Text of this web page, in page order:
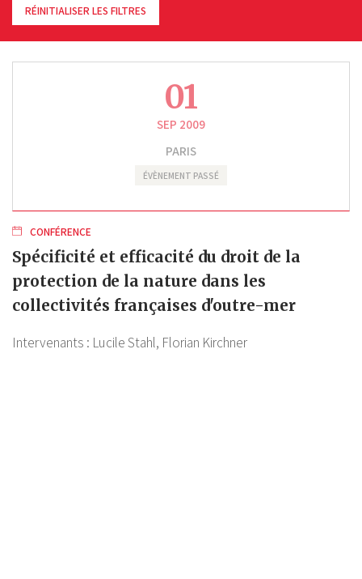
RÉINITIALISER LES FILTRES
01
SEP 2009
PARIS
ÉVÈNEMENT PASSÉ
CONFÉRENCE
Spécificité et efficacité du droit de la
protection de la nature dans les
collectivités françaises d'outre-mer
Intervenants : Lucile Stahl, Florian Kirchner